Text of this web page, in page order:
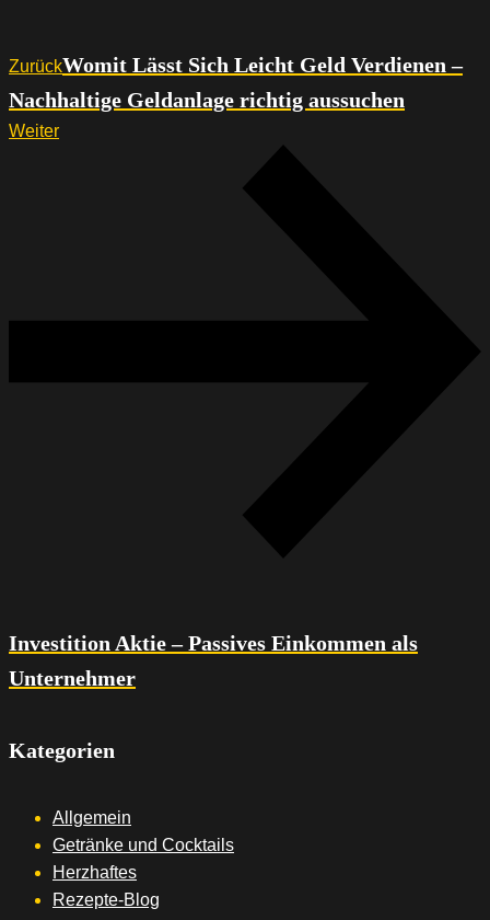
ZurückWomit Lässt Sich Leicht Geld Verdienen –
Nachhaltige Geldanlage richtig aussuchen
Weiter
Investition Aktie – Passives Einkommen ​als
Unternehmer
Kategorien
Allgemein
Getränke und Cocktails
Herzhaftes
Rezepte-Blog